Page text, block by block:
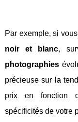
Par exemple, si
noir et blanc,
photographies
précieuse sur la
prix en fonction
spécificités de votre